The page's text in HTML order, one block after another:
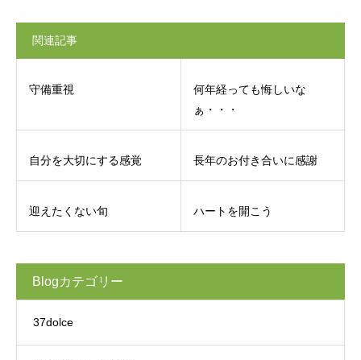
関連記事
守備重視
何年経っても悔しいな
ぁ・・・
自分を大切にする感覚 長年のお付き合いに感謝
迎えたくない旬 ハートを開こう
Blogカテゴリー
37dolce